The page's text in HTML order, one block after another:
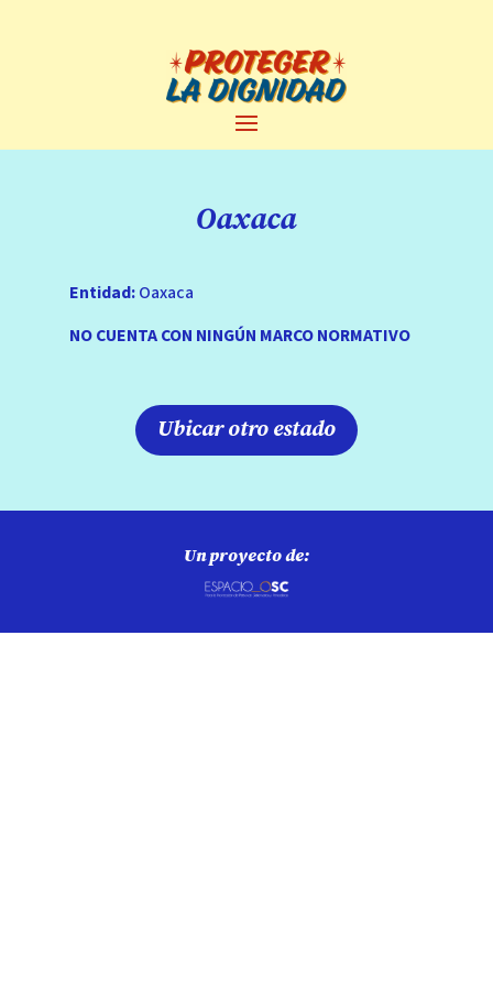
Oaxaca
Entidad:Oaxaca
NO CUENTA CON NINGÚN MARCO NORMATIVO
Ubicar otro estado
Un proyecto de: